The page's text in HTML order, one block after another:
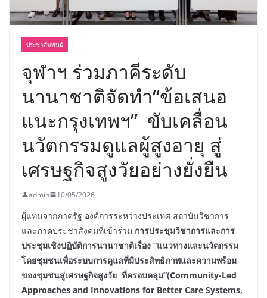
ประชาสัมพันธ์
จุฬาฯ ร่วมภาคีระดับ
นานาชาติจัดทำ“ข้อเสนอ
แนะกรุงเทพฯ” ขับเคลื่อน
นวัตกรรมดูแลผู้สูงอายุ สู่
เศรษฐกิจสูงวัยอย่างยั่งยืน
admin 10/05/2026
ผู้แทนจากภาครัฐ องค์การระหว่างประเทศ สถาบันวิชาการ
และภาคประชาสังคมที่เข้าร่วม การประชุมวิชาการและการ
ประชุมเชิงปฏิบัติการนานาชาติเรื่อง “แนวทางและนวัตกรรม
โดยชุมชนเพื่อระบบการดูแลที่มีประสิทธิภาพและความพร้อม
ของชุมชนสู่เศรษฐกิจสูงวัย ที่ครอบคลุม”(Community-Led
Approaches and Innovations for Better Care Systems,